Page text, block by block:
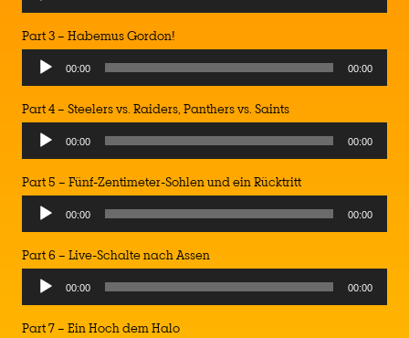
Part 3 – Habemus Gordon!
00:00 00:00
Part 4 – Steelers vs. Raiders, Panthers vs. Saints
00:00 00:00
Part 5 – Fünf-Zentimeter-Sohlen und ein Rücktritt
00:00 00:00
Part 6 – Live-Schalte nach Assen
00:00 00:00
Part 7 – Ein Hoch dem Halo